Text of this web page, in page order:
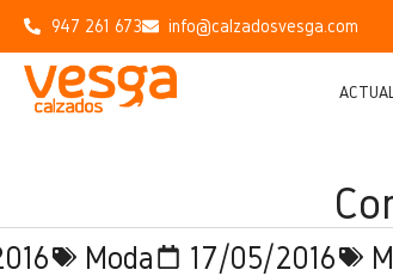
947 261 673 info@calzadosvesga.com
Moda 17/05/2016